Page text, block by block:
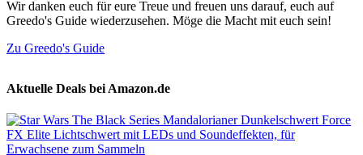
Wir danken euch für eure Treue und freuen uns darauf, euch auf
Greedo's Guide wiederzusehen. Möge die Macht mit euch sein!
Zu Greedo's Guide
Aktuelle Deals bei Amazon.de